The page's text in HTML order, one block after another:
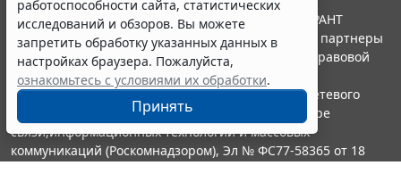
работоспособности сайта, статистических
исследований и обзоров. Вы можете
запретить обработку указанных данных в
настройках браузера. Пожалуйста,
ознакомьтесь с условиями их обработки.
Принять
© ООО "НПП "ГАРАНТ-СЕРВИС", 2026. Система ГАРАНТ
выпускается с 1990 года. Компания "Гарант" и ее партнеры
являются участниками Российской ассоциации правовой
информации ГАРАНТ.
Портал ГАРАНТ.РУ зарегистрирован в качестве сетевого
издания Федеральной службой по надзору в сфере
связи,информационных технологий и массовых
коммуникаций (Роскомнадзором), Эл № ФС77-58365 от 18